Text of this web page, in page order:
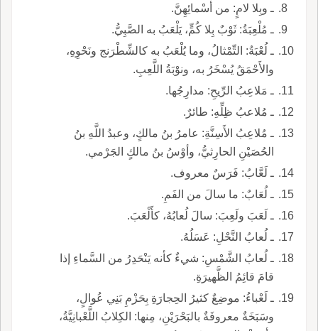
ـ وبِلا لامٍ: من أسْمائِهِنَّ.
ـ مُلْعِبَةُ: ثَوْبٌ بِلا كُمٍّ، يَلْعَبُ به الصَّبِيُّ.
ـ لُعْبَةُ: التِّمْثالُ، وما يُلْعَبُ به كالشِّطْرَنج ونَحْوِهِ،
والأَحْمَقُ يُسْخَرُ به، ونوْبَةُ اللَّعِبِ.
ـ مَلاعِبُ الرِّيحِ: مدارِجُها.
ـ مُلاعبُ ظِلِّهِ: طائرٌ.
ـ مُلاعِبُ الأَسِنَّةِ: عامرُ بنُ مالكٍ، وعبدُ اللَّهِ بنُ
الحُصَيْنِ الحارِثيُّ، وأوْسُ بنُ مالكٍ الجَرْمي.
ـ لَعَّابُ: فَرَسٌ معروف.
ـ لُعَابٌ: ما سالَ من الفَمِ.
ـ لَعَبَ ولَعِبَ: سالَ لُعابُهُ، كأَلْعَبَ.
ـ لُعابُ النَّحْلِ: عَسَلُهُ.
ـ لُعابُ الشَّمْسِ: شيءٌ كأنه يَنْحَدِرُ من السَّماءِ إذا
قامَ قائِمُ الظَّهيرَةِ.
ـ لَعْباءُ: موضِعٌ كثيرُ الحِجارَةِ بِحَزْمِ بَنِي عُوالٍ،
وسَبَخَةٌ معروفَةٌ بالبَحْرَيْنِ، مِنها: الكِلابُ اللَّعْبانِيَّةُ،